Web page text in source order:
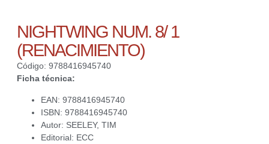
NIGHTWING NUM. 8/ 1
(RENACIMIENTO)
Código: 9788416945740
Ficha técnica:
EAN: 9788416945740
ISBN: 9788416945740
Autor: SEELEY, TIM
Editorial: ECC